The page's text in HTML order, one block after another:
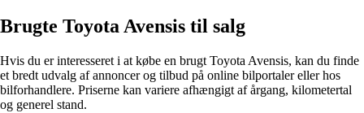
Brugte Toyota Avensis til salg
Hvis du er interesseret i at købe en brugt Toyota Avensis, kan du finde
et bredt udvalg af annoncer og tilbud på online bilportaler eller hos
bilforhandlere. Priserne kan variere afhængigt af årgang, kilometertal
og generel stand.